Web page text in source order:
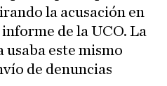
la acusación en
de la UCO. La
este mismo
de denuncias